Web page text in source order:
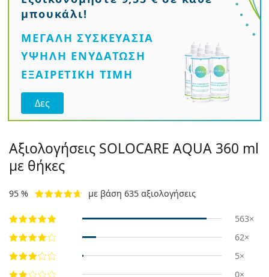
μπουκάλι!
ΜΕΓΑΛΗ ΣΥΣΚΕΥΑΣΙΑ
ΥΨΗΛΉ ΕΝΥΔΆΤΩΣΗ
ΕΞΑΙΡΕΤΙΚΉ ΤΙΜΉ
Δες
Αξιολογήσεις SOLOCARE AQUA 360 ml
με θήκες
95 % με βάση 635 αξιολογήσεις
563×
62×
5×
0×